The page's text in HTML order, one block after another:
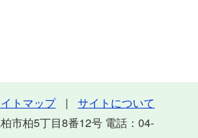
トマップ
サイトについて
市柏5丁目8番12号 電話：04-